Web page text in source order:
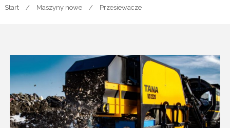
Start Maszyny nowe Przesiewacze